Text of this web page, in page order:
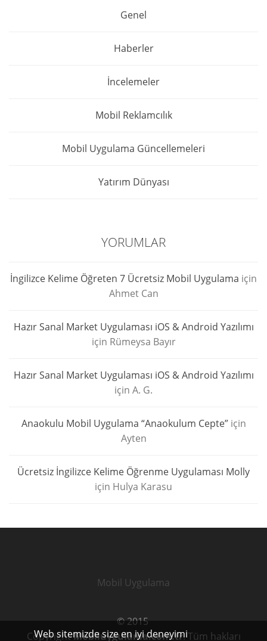
Genel
Haberler
İncelemeler
Mobil Reklamcılık
Mobil Uygulama Güncellemeleri
Yatırım Dünyası
YORUMLAR
İngilizce Kelime Öğreten 7 Ücretsiz Mobil Uygulama için
Ahmet Can
Hazır Sanal Market Uygulaması iOS & Android Yazılımı
için Rümeysa Bayır
Hazır Sanal Market Uygulaması iOS & Android Yazılımı
için A. G.
Anaokulu Mobil Uygulama “Anaokulum Cepte”için
Ayten
Ücretsiz İngilizce Kelime Öğrenme Uygulaması Molly
için Hulya Karasu
Web sitemizde size en iyi deneyimi
Mobil Uygulama
© 2015
CopyrightMobiluygulama.com.tr. Tüm hakları